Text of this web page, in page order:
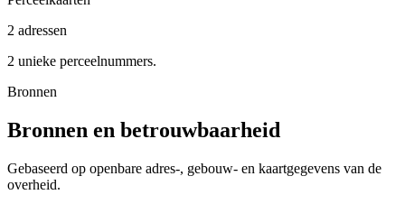
2 adressen
2 unieke perceelnummers.
Bronnen
Bronnen en betrouwbaarheid
Gebaseerd op openbare adres-, gebouw- en kaartgegevens van de
overheid.